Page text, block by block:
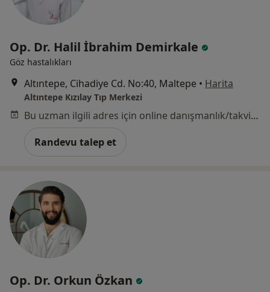
Op. Dr. Halil İbrahim Demirkale
Göz hastalıkları
Altıntepe, Cihadiye Cd. No:40, Maltepe • Harita
Altıntepe Kızılay Tıp Merkezi
Bu uzman ilgili adres için online danışmanlık/takvim sunmuyor.
Randevu talep et
Op. Dr. Orkun Özkan